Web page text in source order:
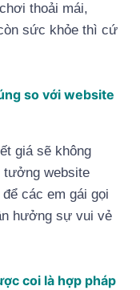
thoải mái,
sức khỏe thì cứ
so với website
giá sẽ không
tưởng website
các em gái gọi
hưởng sự vui vẻ
coi là hợp pháp